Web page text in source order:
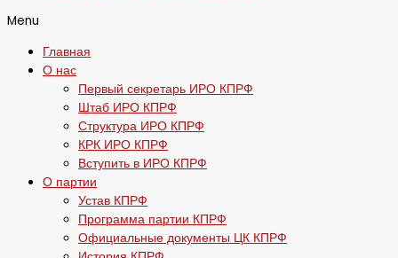
Menu
Главная
О нас
Первый секретарь ИРО КПРФ
Штаб ИРО КПРФ
Структура ИРО КПРФ
КРК ИРО КПРФ
Вступить в ИРО КПРФ
О партии
Устав КПРФ
Программа партии КПРФ
Официальные документы ЦК КПРФ